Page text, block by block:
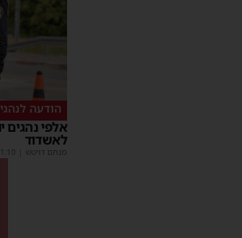
הודעה
אלפי נהגים
לאשדוד
מנחם דויטש 11:10